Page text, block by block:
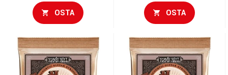
OSTA OSTA